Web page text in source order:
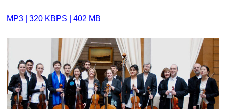
MP3 | 320 KBPS | 402 MB